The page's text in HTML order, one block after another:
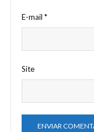
E-mail *
Site